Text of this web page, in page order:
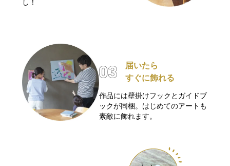
し！
届いたら
すぐに飾れる
作品には壁掛けフックとガイドブ
ックが同梱。はじめてのアートも
素敵に飾れます。